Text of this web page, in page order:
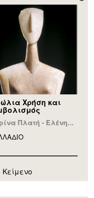
Χρήση και
Πλατή - Ελένη...
Κείμενο